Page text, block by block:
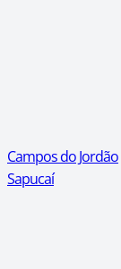
Campos do Jordão
Sapucaí